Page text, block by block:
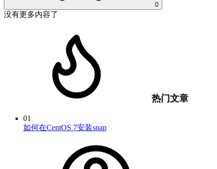
0
没有更多内容了
热门文章
01
如何在CentOS 7安装snap